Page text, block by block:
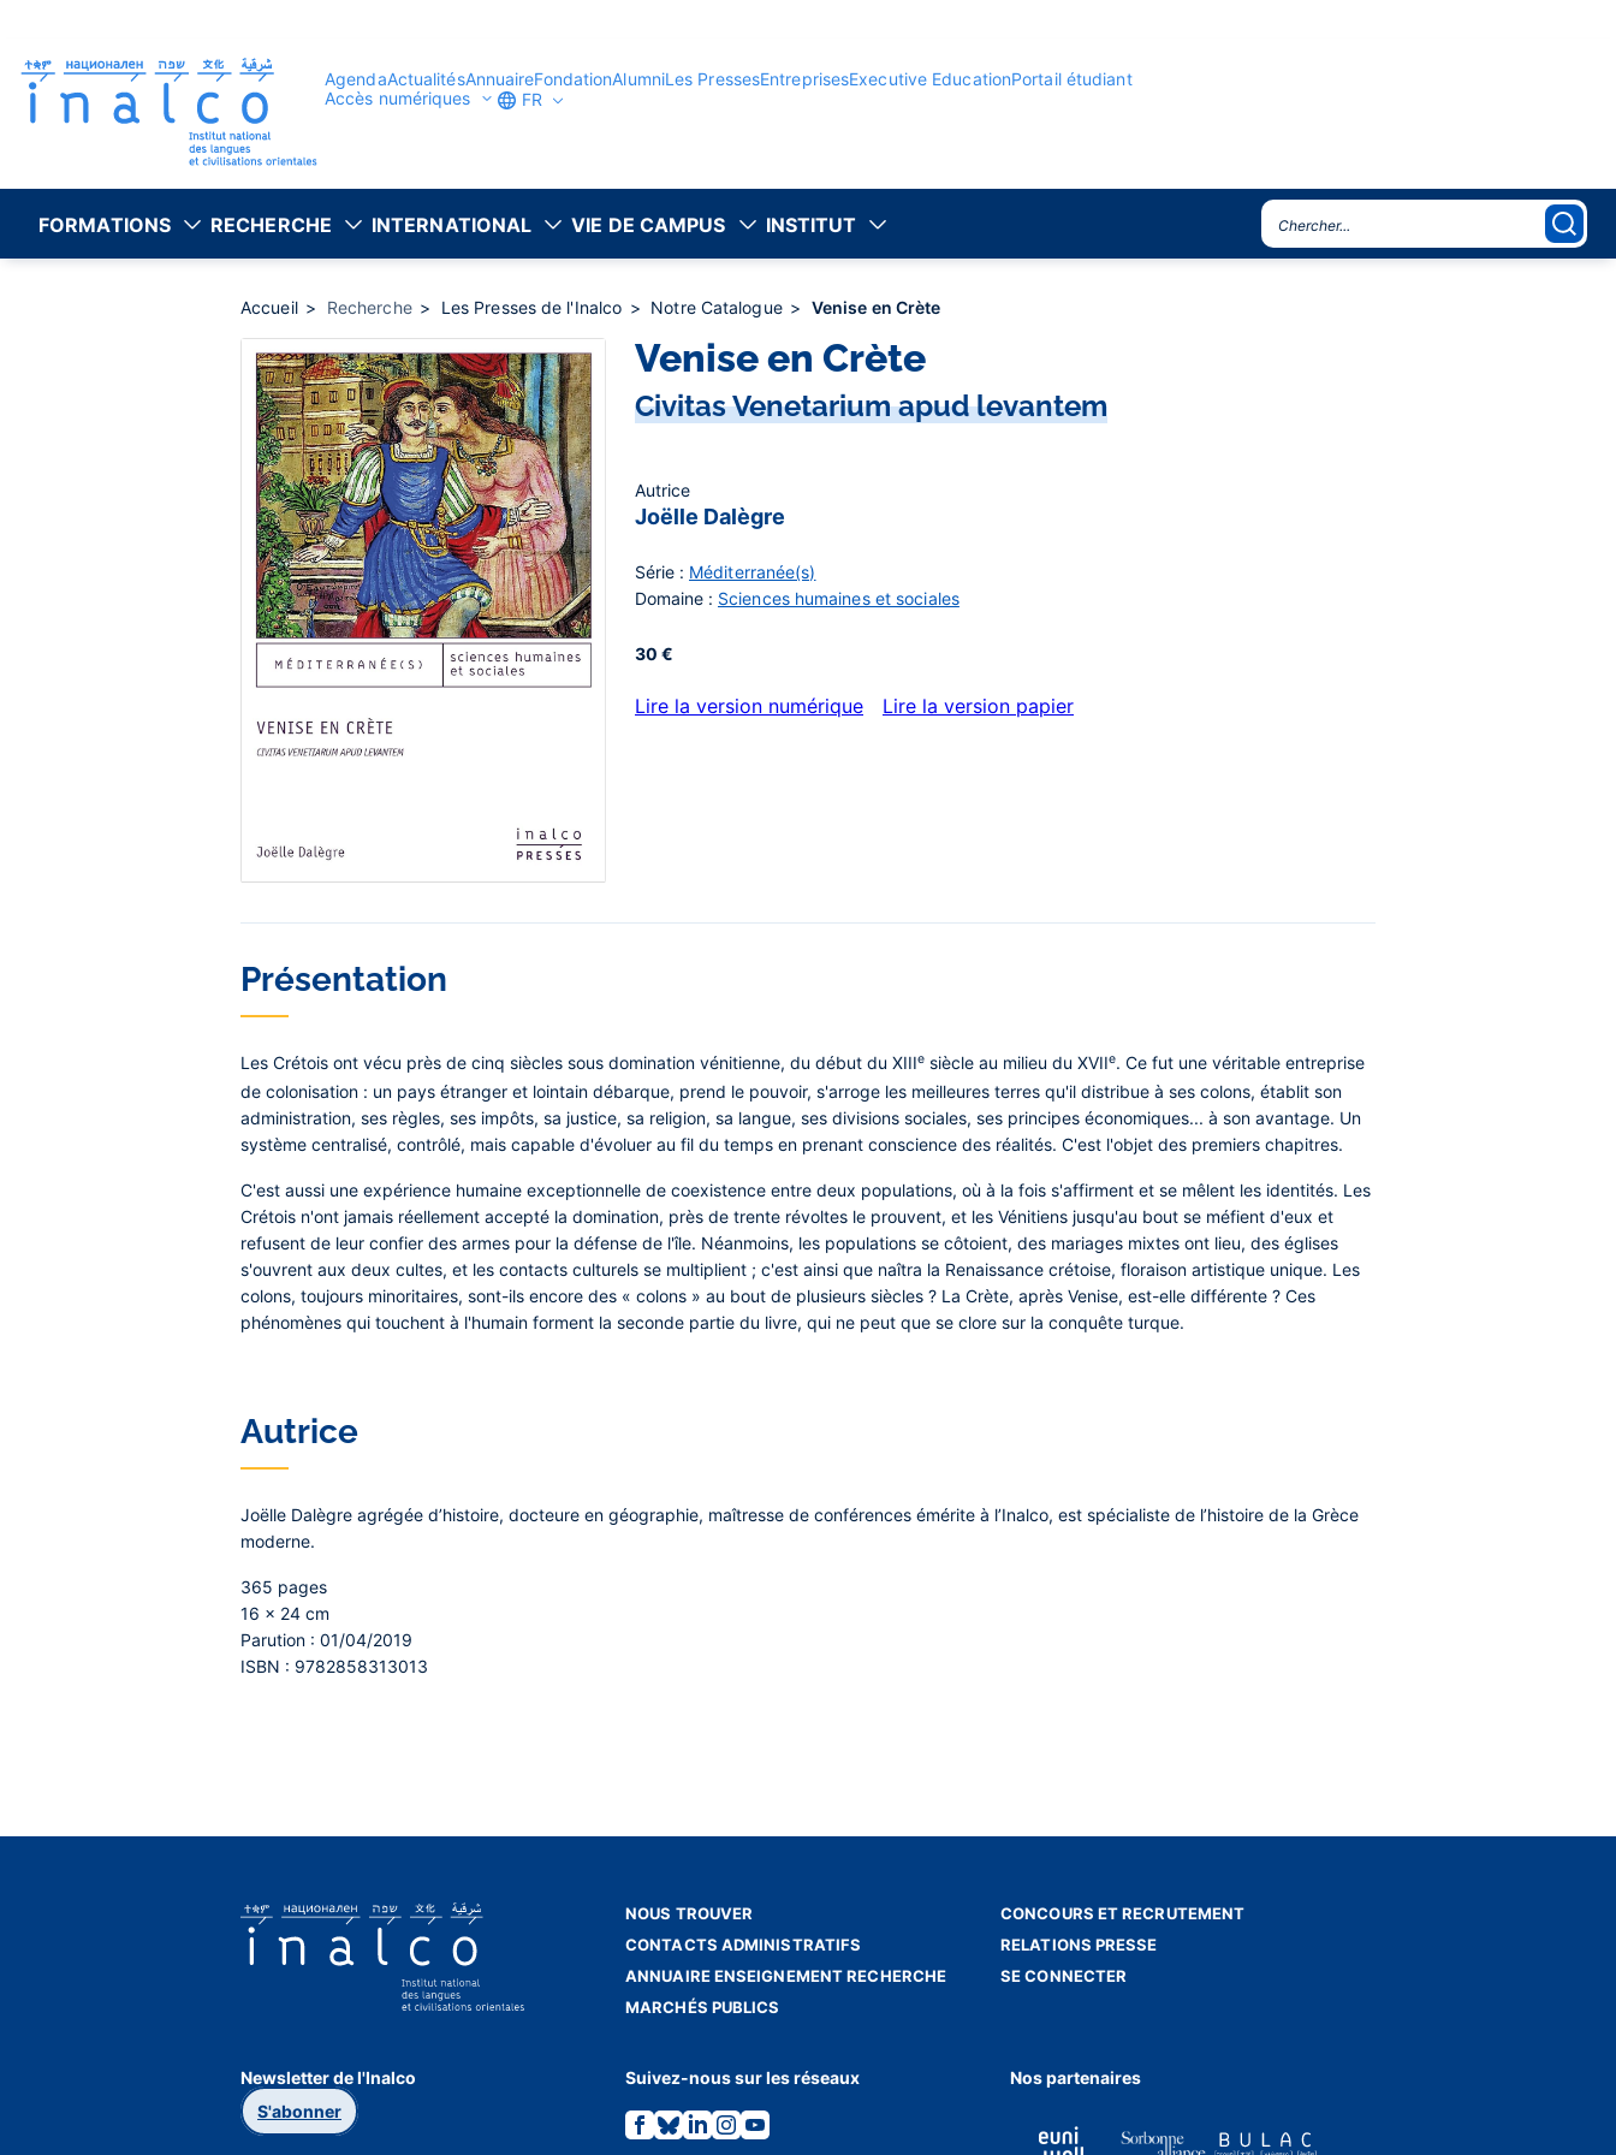
principal
AgendaActualitésAnnuaireFondationAlumniLes PressesEntreprisesExecutive EducationPortail étudiant
Accès numériques
FR
FORMATIONS RECHERCHE INTERNATIONAL VIE DE CAMPUS INSTITUT
Accueil Recherche Les Presses de l'Inalco Notre Catalogue Venise en Crète
Venise en Crète
Civitas Venetarium apud levantem
Autrice
Joëlle Dalègre
Série : Méditerranée(s)
Domaine : Sciences humaines et sociales
30 €
Lire la version numérique Lire la version papier
Contenu
central
Présentation
Les Crétois ont vécu près de cinq siècles sous domination vénitienne, du début du XIIIe siècle au milieu du XVIIe. Ce fut une véritable entreprise
de colonisation : un pays étranger et lointain débarque, prend le pouvoir, s'arroge les meilleures terres qu'il distribue à ses colons, établit son
administration, ses règles, ses impôts, sa justice, sa religion, sa langue, ses divisions sociales, ses principes économiques... à son avantage. Un
système centralisé, contrôlé, mais capable d'évoluer au fil du temps en prenant conscience des réalités. C'est l'objet des premiers chapitres.
C'est aussi une expérience humaine exceptionnelle de coexistence entre deux populations, où à la fois s'affirment et se mêlent les identités. Les
Crétois n'ont jamais réellement accepté la domination, près de trente révoltes le prouvent, et les Vénitiens jusqu'au bout se méfient d'eux et
refusent de leur confier des armes pour la défense de l'île. Néanmoins, les populations se côtoient, des mariages mixtes ont lieu, des églises
s'ouvrent aux deux cultes, et les contacts culturels se multiplient ; c'est ainsi que naîtra la Renaissance crétoise, floraison artistique unique. Les
colons, toujours minoritaires, sont-ils encore des « colons » au bout de plusieurs siècles ? La Crète, après Venise, est-elle différente ? Ces
phénomènes qui touchent à l'humain forment la seconde partie du livre, qui ne peut que se clore sur la conquête turque.
Autrice
Joëlle Dalègre agrégée d’histoire, docteure en géographie, maîtresse de conférences émérite à l’Inalco, est spécialiste de l’histoire de la Grèce
moderne.
365 pages
16 x 24 cm
Parution : 01/04/2019
ISBN : 9782858313013
NOUS TROUVER
CONTACTS ADMINISTRATIFS
ANNUAIRE ENSEIGNEMENT RECHERCHE
MARCHÉS PUBLICS
CONCOURS ET RECRUTEMENT
RELATIONS PRESSE
SE CONNECTER
Newsletter de l'Inalco
S'abonner
Suivez-nous sur les réseaux
Lien
vers
Lien
vers
Lien
vers
Lien
vers
Lien
vers
Nos partenaires